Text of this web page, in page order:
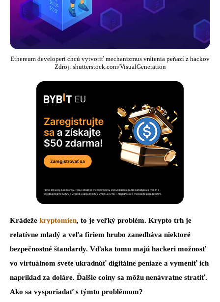
Ethereum developeri chcú vytvoriť mechanizmus vrátenia peňazí z hackov
Zdroj: shutterstock.com/VisualGeneration
Krádeže kryptomien, to je veľký problém. Krypto trh je
relatívne mladý a veľa firiem hrubo zanedbáva niektoré
bezpečnostné štandardy. Vďaka tomu majú hackeri možnosť
vo virtuálnom svete ukradnúť digitálne peniaze a vymeniť ich
napríklad za doláre. Ďalšie coiny sa môžu nenávratne stratiť.
Ako sa vysporiadať s týmto problémom?